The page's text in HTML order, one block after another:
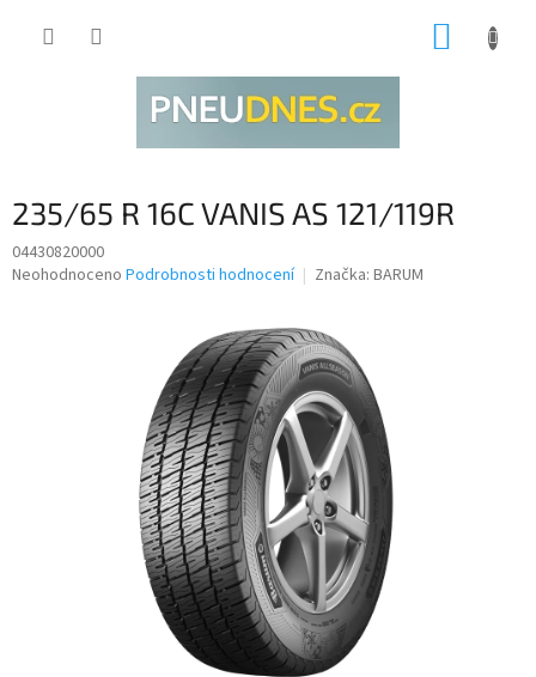
235/65 R 16C VANIS AS 121/119R
04430820000
Průměrné
Neohodnoceno Podrobnosti hodnocení Značka: BARUM